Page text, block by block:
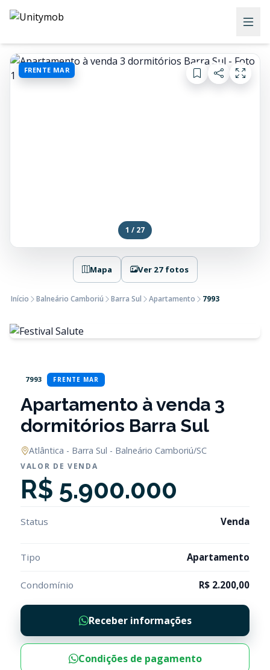
FRENTE MAR
1 / 27
Mapa Ver 27 fotos
Início Balneário Camboriú Barra Sul Apartamento 7993
7993 FRENTE MAR
Apartamento à venda 3
dormitórios Barra Sul
Atlântica - Barra Sul - Balneário Camboriú/SC
VALOR DE VENDA
R$ 5.900.000
Status Venda
Tipo Apartamento
Condomínio R$ 2.200,00
Receber informações
Condições de pagamento